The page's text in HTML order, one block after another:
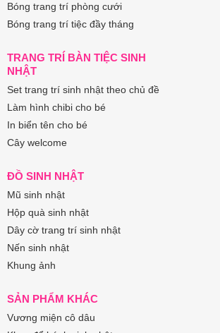
Bóng trang trí phòng cưới
Bóng trang trí tiệc đầy tháng
TRANG TRÍ BÀN TIỆC SINH
NHẬT
Set trang trí sinh nhật theo chủ đề
Làm hình chibi cho bé
In biển tên cho bé
Cây welcome
ĐỒ SINH NHẬT
Mũ sinh nhật
Hộp quà sinh nhật
Dây cờ trang trí sinh nhật
Nến sinh nhật
Khung ảnh
SẢN PHẨM KHÁC
Vương miện cô dâu